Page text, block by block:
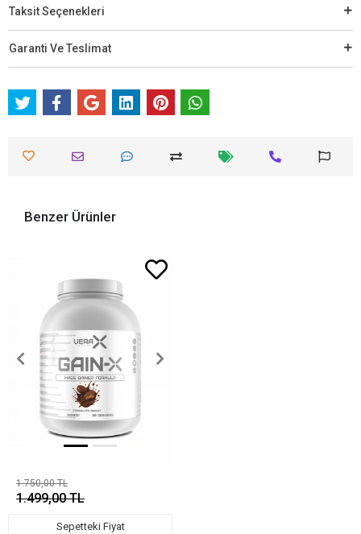
Taksit Seçenekleri
Garanti Ve Teslimat
Benzer Ürünler
1.750,00 TL
1.499,00 TL
Sepetteki Fiyat